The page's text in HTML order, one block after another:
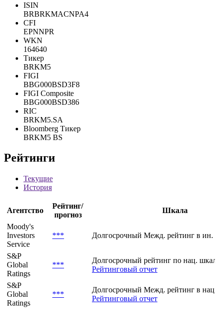
ISIN
BRBRKMACNPA4
CFI
EPNNPR
WKN
164640
Тикер
BRKM5
FIGI
BBG000BSD3F8
FIGI Composite
BBG000BSD386
RIC
BRKM5.SA
Bloomberg Тикер
BRKM5 BS
Рейтинги
Текущие
История
Агентство
Рейтинг/
прогноз
Шкала
Moody's
Investors
Service
*** Долгосрочный Межд. рейтинг в ин.
S&P
Global
Ratings
***
Долгосрочный рейтинг по нац.
Рейтинговый отчет
S&P
Global
Ratings
***
Долгосрочный Межд. рейтинг в нац.
Рейтинговый отчет